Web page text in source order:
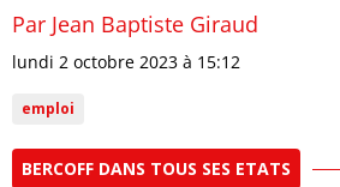
Par Jean Baptiste Giraud
lundi 2 octobre 2023 à 15:12
emploi
BERCOFF DANS TOUS SES ETATS